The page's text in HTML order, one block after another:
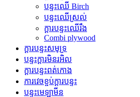
បន្ទះឈើ Birch
បន្ទះឈើស្រល់
ក្តារបន្ទះឈើរឹង
Combi plywood
ក្តារបន្ទះសមុទ្រ
បន្ទះក្តារមិនរអិល
ក្តារបន្ទះពត់កោង
ការវេចខ្ចប់ក្តារបន្ទះ
បន្ទះមេឡាមីន